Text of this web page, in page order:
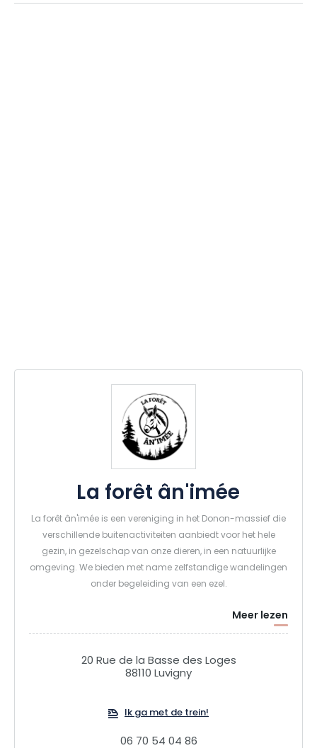
La forêt ân'imée
La forêt ân'imée is een vereniging in het Donon-massief die
verschillende buitenactiviteiten aanbiedt voor het hele
gezin, in gezelschap van onze dieren, in een natuurlijke
omgeving. We bieden met name zelfstandige wandelingen
onder begeleiding van een ezel.
Meer lezen
20 Rue de la Basse des Loges
88110 Luvigny
Ik ga met de trein!
06 70 54 04 86